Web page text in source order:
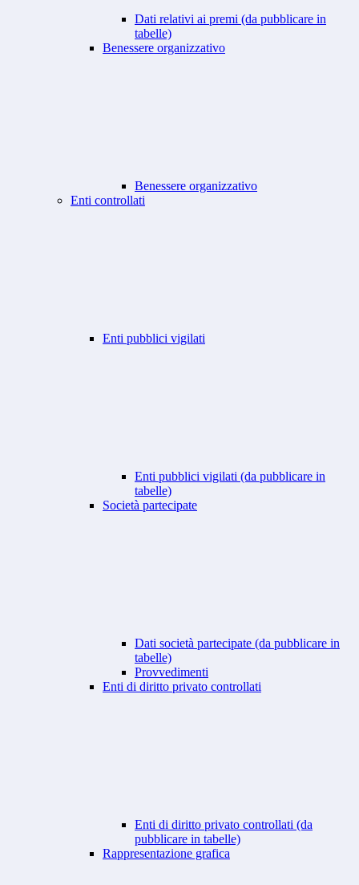
Dati relativi ai premi (da pubblicare in
tabelle)
Benessere organizzativo
Benessere organizzativo
Enti controllati
Enti pubblici vigilati
Enti pubblici vigilati (da pubblicare in
tabelle)
Società partecipate
Dati società partecipate (da pubblicare in
tabelle)
Provvedimenti
Enti di diritto privato controllati
Enti di diritto privato controllati (da
pubblicare in tabelle)
Rappresentazione grafica